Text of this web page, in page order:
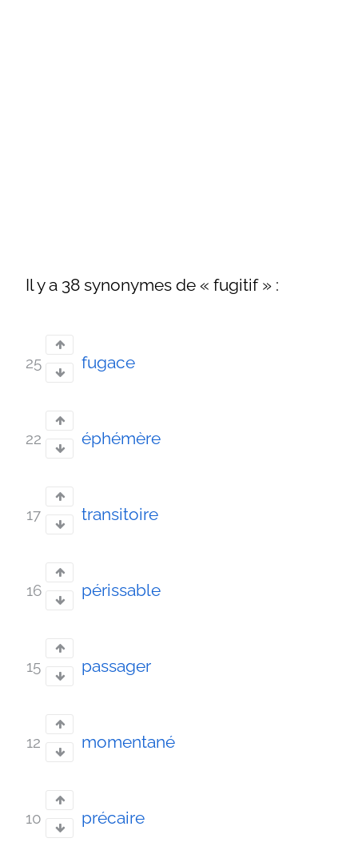
Il y a 38 synonymes de « fugitif » :
25 fugace
22 éphémère
17 transitoire
16 périssable
15 passager
12 momentané
10 précaire